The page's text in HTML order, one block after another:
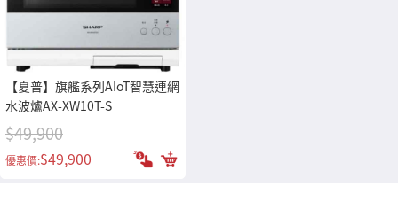
【夏普】旗艦系列AIoT智慧連網
水波爐AX-XW10T-S
$49,900
優惠價:$49,900